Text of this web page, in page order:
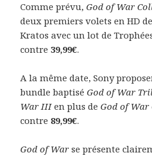
Comme prévu,God of War
deux premiers volets en HD
Kratos avec un lot de
contre 39,99€.
A la même date, Sony
bundle baptiséGod of War
War IIIen plus deGod of
contre 89,99€.
God of War se présente